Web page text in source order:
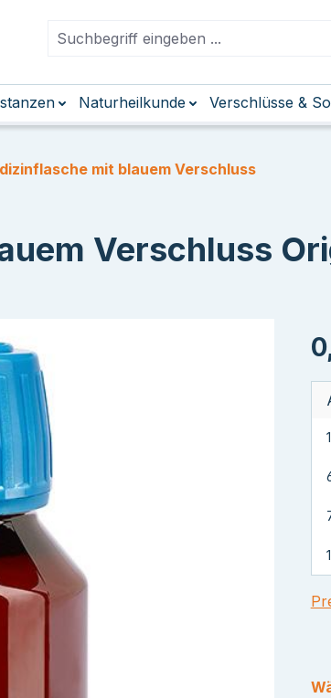
Naturheilkunde Verschlüsse &
mit blauem Verschluss
Verschluss